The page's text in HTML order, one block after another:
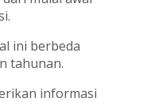
ini berbeda
tahunan.
informasi